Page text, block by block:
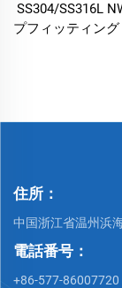
SS304/SS316L
プフィッティン
住所：
中国浙江省温州浜
電話番号：
+86-577-86007720